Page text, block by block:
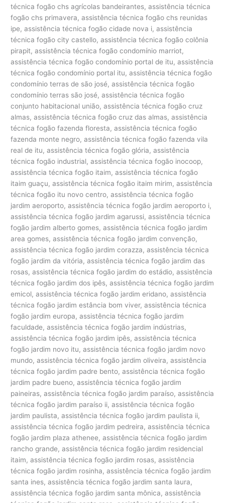
técnica fogão chs agrícolas bandeirantes, assistência técnica
fogão chs primavera, assistência técnica fogão chs reunidas
ipe, assistência técnica fogão cidade nova i, assistência
técnica fogão city castello, assistência técnica fogão colônia
pirapit, assistência técnica fogão condomínio marriot,
assistência técnica fogão condomínio portal de itu, assistência
técnica fogão condomínio portal itu, assistência técnica fogão
condomínio terras de são josé, assistência técnica fogão
condomínio terras são josé, assistência técnica fogão
conjunto habitacional união, assistência técnica fogão cruz
almas, assistência técnica fogão cruz das almas, assistência
técnica fogão fazenda floresta, assistência técnica fogão
fazenda monte negro, assistência técnica fogão fazenda vila
real de itu, assistência técnica fogão glória, assistência
técnica fogão industrial, assistência técnica fogão inocoop,
assistência técnica fogão itaim, assistência técnica fogão
itaim guaçu, assistência técnica fogão itaim mirim, assistência
técnica fogão itu novo centro, assistência técnica fogão
jardim aeroporto, assistência técnica fogão jardim aeroporto i,
assistência técnica fogão jardim agarussi, assistência técnica
fogão jardim alberto gomes, assistência técnica fogão jardim
area gomes, assistência técnica fogão jardim convenção,
assistência técnica fogão jardim corazza, assistência técnica
fogão jardim da vitória, assistência técnica fogão jardim das
rosas, assistência técnica fogão jardim do estádio, assistência
técnica fogão jardim dos ipês, assistência técnica fogão jardim
emicol, assistência técnica fogão jardim eridano, assistência
técnica fogão jardim estância bom viver, assistência técnica
fogão jardim europa, assistência técnica fogão jardim
faculdade, assistência técnica fogão jardim indústrias,
assistência técnica fogão jardim ipês, assistência técnica
fogão jardim novo itu, assistência técnica fogão jardim novo
mundo, assistência técnica fogão jardim oliveira, assistência
técnica fogão jardim padre bento, assistência técnica fogão
jardim padre bueno, assistência técnica fogão jardim
paineiras, assistência técnica fogão jardim paraíso, assistência
técnica fogão jardim paraíso ii, assistência técnica fogão
jardim paulista, assistência técnica fogão jardim paulista ii,
assistência técnica fogão jardim pedreira, assistência técnica
fogão jardim plaza athenee, assistência técnica fogão jardim
rancho grande, assistência técnica fogão jardim residencial
itaim, assistência técnica fogão jardim rosas, assistência
técnica fogão jardim rosinha, assistência técnica fogão jardim
santa ines, assistência técnica fogão jardim santa laura,
assistência técnica fogão jardim santa mônica, assistência